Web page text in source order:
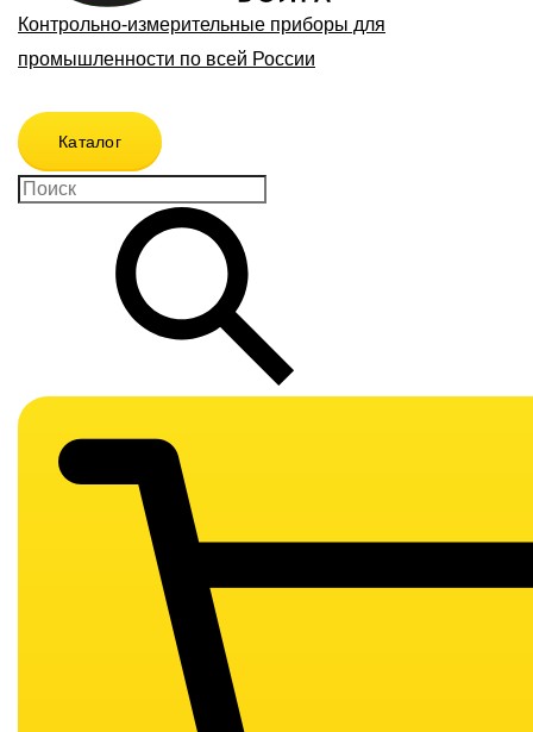
Контрольно-измерительные приборы для
промышленности по всей России
Каталог